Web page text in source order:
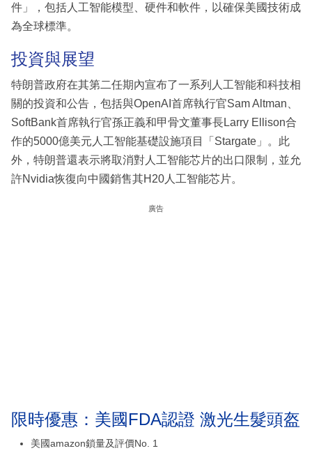
件」，包括人工智能模型、硬件和軟件，以確保美國技術成
為全球標準。
投資與展望
特朗普政府在其第二任期內宣布了一系列人工智能和科技相
關的投資和公告，包括與OpenAI首席執行官Sam Altman、
SoftBank首席執行官孫正義和甲骨文董事長Larry Ellison合
作的5000億美元人工智能基礎設施項目「Stargate」。此
外，特朗普還表示將取消對人工智能芯片的出口限制，並允
許Nvidia恢復向中國銷售其H20人工智能芯片。
廣告
限時優惠：美國FDA認證 激光生髮頭盔
美國amazon鎖量及評價No. 1